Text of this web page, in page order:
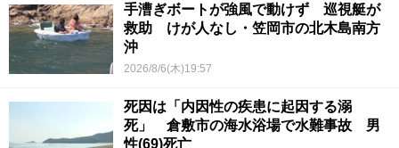
手漕ぎボートが強風で動けず 巡視艇が
救助 けが人なし・笠岡市の北木島南方
沖
2026/8/6(木)19:57
死因は「内因性の疾患に起因する溺
死」 倉敷市の海水浴場で水難事故 男
性(69)死亡